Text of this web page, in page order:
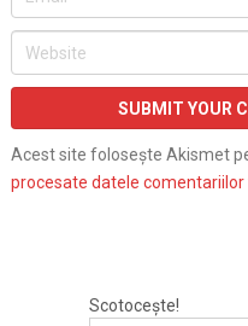
Acest site folosește Akismet
procesate datele comentariilor
Scotocește!